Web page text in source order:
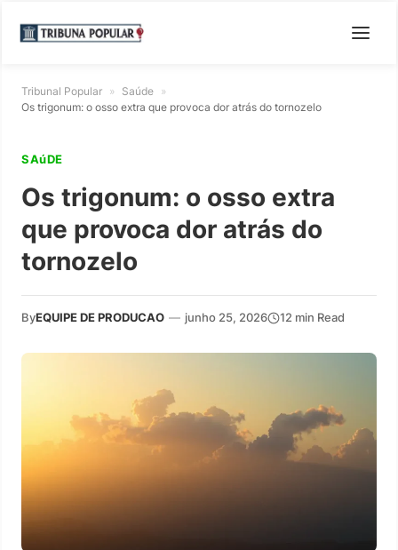
Tribunal Popular » Saúde »
Os trigonum: o osso extra que provoca dor atrás do tornozelo
SAúDE
Os trigonum: o osso extra
que provoca dor atrás do
tornozelo
ByEQUIPE DE PRODUCAO — junho 25, 2026 12 min Read